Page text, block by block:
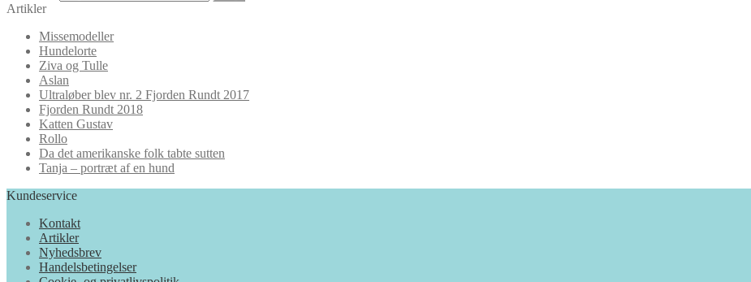
Artikler
Missemodeller
Hundelorte
Ziva og Tulle
Aslan
Ultraløber blev nr. 2 Fjorden Rundt 2017
Fjorden Rundt 2018
Katten Gustav
Rollo
Da det amerikanske folk tabte sutten
Tanja – portræt af en hund
Kundeservice
Kontakt
Artikler
Nyhedsbrev
Handelsbetingelser